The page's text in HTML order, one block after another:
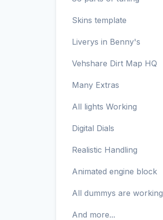
Skins template
Liverys in Benny's
Vehshare Dirt Map HQ
Many Extras
All lights Working
Digital Dials
Realistic Handling
Animated engine block
All dummys are working
And more...